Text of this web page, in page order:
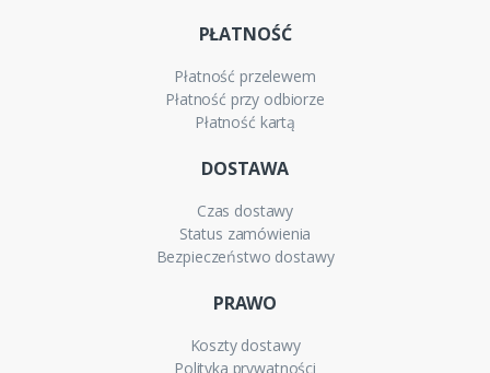
PŁATNOŚĆ
Płatność przelewem
Płatność przy odbiorze
Płatność kartą
DOSTAWA
Czas dostawy
Status zamówienia
Bezpieczeństwo dostawy
PRAWO
Koszty dostawy
Polityka prywatności